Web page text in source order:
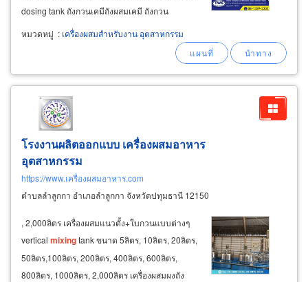
dosing tank ถังกวนเคมีถังผสมเคมี ถังกวน
ของเหลวมีความหนืด เช่น ถังกวนครีมโลชั่นเครื่อง
สำอาง ถังกวนแชมพูครีมนวด ถังกวนน้ำยาล้าง
จาน ผลิตถังผสมของเหลวในอุตสาหกรรมอาหาร
mixing
หมวดหมู่ : เครื่องผสมสำหรับงาน อุตสาหกรรม
โรงงานผลิตออกแบบ เครื่องผสมอาหาร
อุตสาหกรรม
https://www.เครื่องผสมอาหาร.com
ตำบลลำลูกกา อำเภอลำลูกกา จังหวัดปทุมธานี 12150
, 2,000ลิตร เครื่องผสมแนวตั้ง+ใบกวนแบบต่างๆ
vertical mixingtank ขนาด 5ลิตร, 10ลิตร, 20ลิตร,
50ลิตร,100ลิตร, 200ลิตร, 400ลิตร, 600ลิตร,
800ลิตร, 1000ลิตร, 2,000ลิตร เครื่องผสมผงถัง